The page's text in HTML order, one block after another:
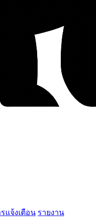
แจ้งเตือน รายงาน